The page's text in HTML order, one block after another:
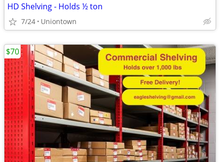
HD Shelving - Holds ½ ton
7/24 Uniontown
$70